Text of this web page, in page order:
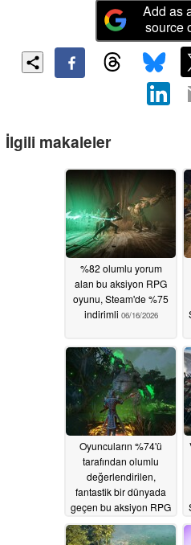
Add as
source
İlgili makaleler
%82 olumlu yorum
alan bu aksiyon RPG
oyunu, Steam'de %75
indirimli 06/16/2026
Oyuncuların %74'ü
tarafından olumlu
değerlendirilen,
fantastik bir dünyada
geçen bu aksiyon RPG
oyunu Steam'de %85
indirimli06/14/2026